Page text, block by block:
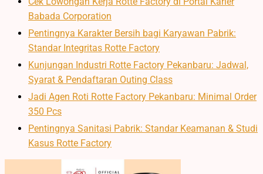
Babada Corporation
Pentingnya Karakter Bersih bagi Karyawan Pabrik:
Standar Integritas Rotte Factory
Kunjungan Industri Rotte Factory Pekanbaru: Jadwal,
Syarat & Pendaftaran Outing Class
Jadi Agen Roti Rotte Factory Pekanbaru: Minimal Order
350 Pcs
Pentingnya Sanitasi Pabrik: Standar Keamanan & Studi
Kasus Rotte Factory